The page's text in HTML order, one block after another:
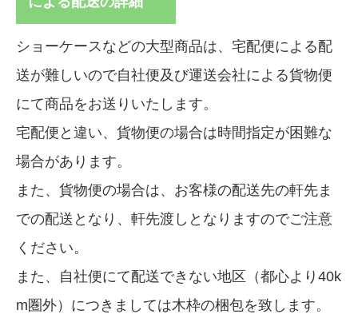
ショーケースなどの大型商品は、宅配便による配
送が難しいので自社便及び運送会社による貨物便
にて商品をお送りいたします。
宅配便と違い、貨物便の場合は時間指定が困難な
場合があります。
また、貨物便の場合は、お客様の配送先の軒先ま
での配送となり、軒先渡しとなりますのでご注意
ください。
また、自社便にて配送できない地区（都心より40k
m圏外）につきましては木枠の梱包を致します。